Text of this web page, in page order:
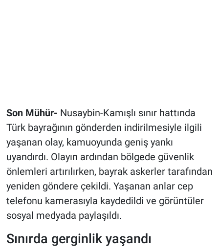
Son Mühür- Nusaybin-Kamışlı sınır hattında
Türk bayrağının gönderden indirilmesiyle ilgili
yaşanan olay, kamuoyunda geniş yankı
uyandırdı. Olayın ardından bölgede güvenlik
önlemleri artırılırken, bayrak askerler tarafından
yeniden göndere çekildi. Yaşanan anlar cep
telefonu kamerasıyla kaydedildi ve görüntüler
sosyal medyada paylaşıldı.
Sınırda gerginlik yaşandı